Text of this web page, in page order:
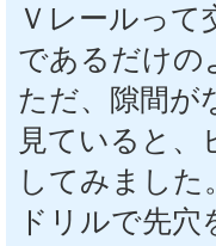
Ｖレールっ
であるだけの
ただ、隙間が
見ていると
してみました。
ドリルで先